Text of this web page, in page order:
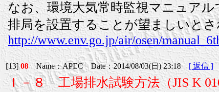
なお、環境大気常時監視マニュア
排局を設置することが望ましいと
http://www.env.go.jp/air/osen/
[13]08Name：APEC Date：2014/08/03(日) 23:18[ 返信 ]
Ｉ－８ 工場排水試験方法（JIS K